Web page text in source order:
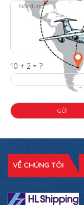
10 + 2 = ?
VỀ CHÚNG TÔI